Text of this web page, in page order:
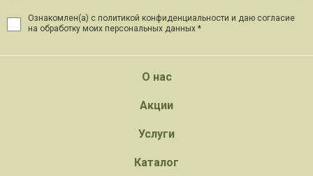
Ознакомлен(а) с политикой конфиденциальности и даю согласие
на обработку моих персональных данных *
О нас
Акции
Услуги
Каталог